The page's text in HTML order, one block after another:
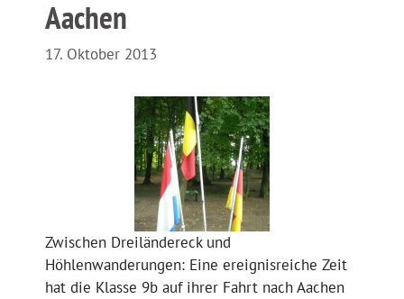
Aachen
17. Oktober 2013
Zwischen Dreiländereck und
Höhlenwanderungen: Eine ereignisreiche Zeit
hat die Klasse 9b auf ihrer Fahrt nach Aachen